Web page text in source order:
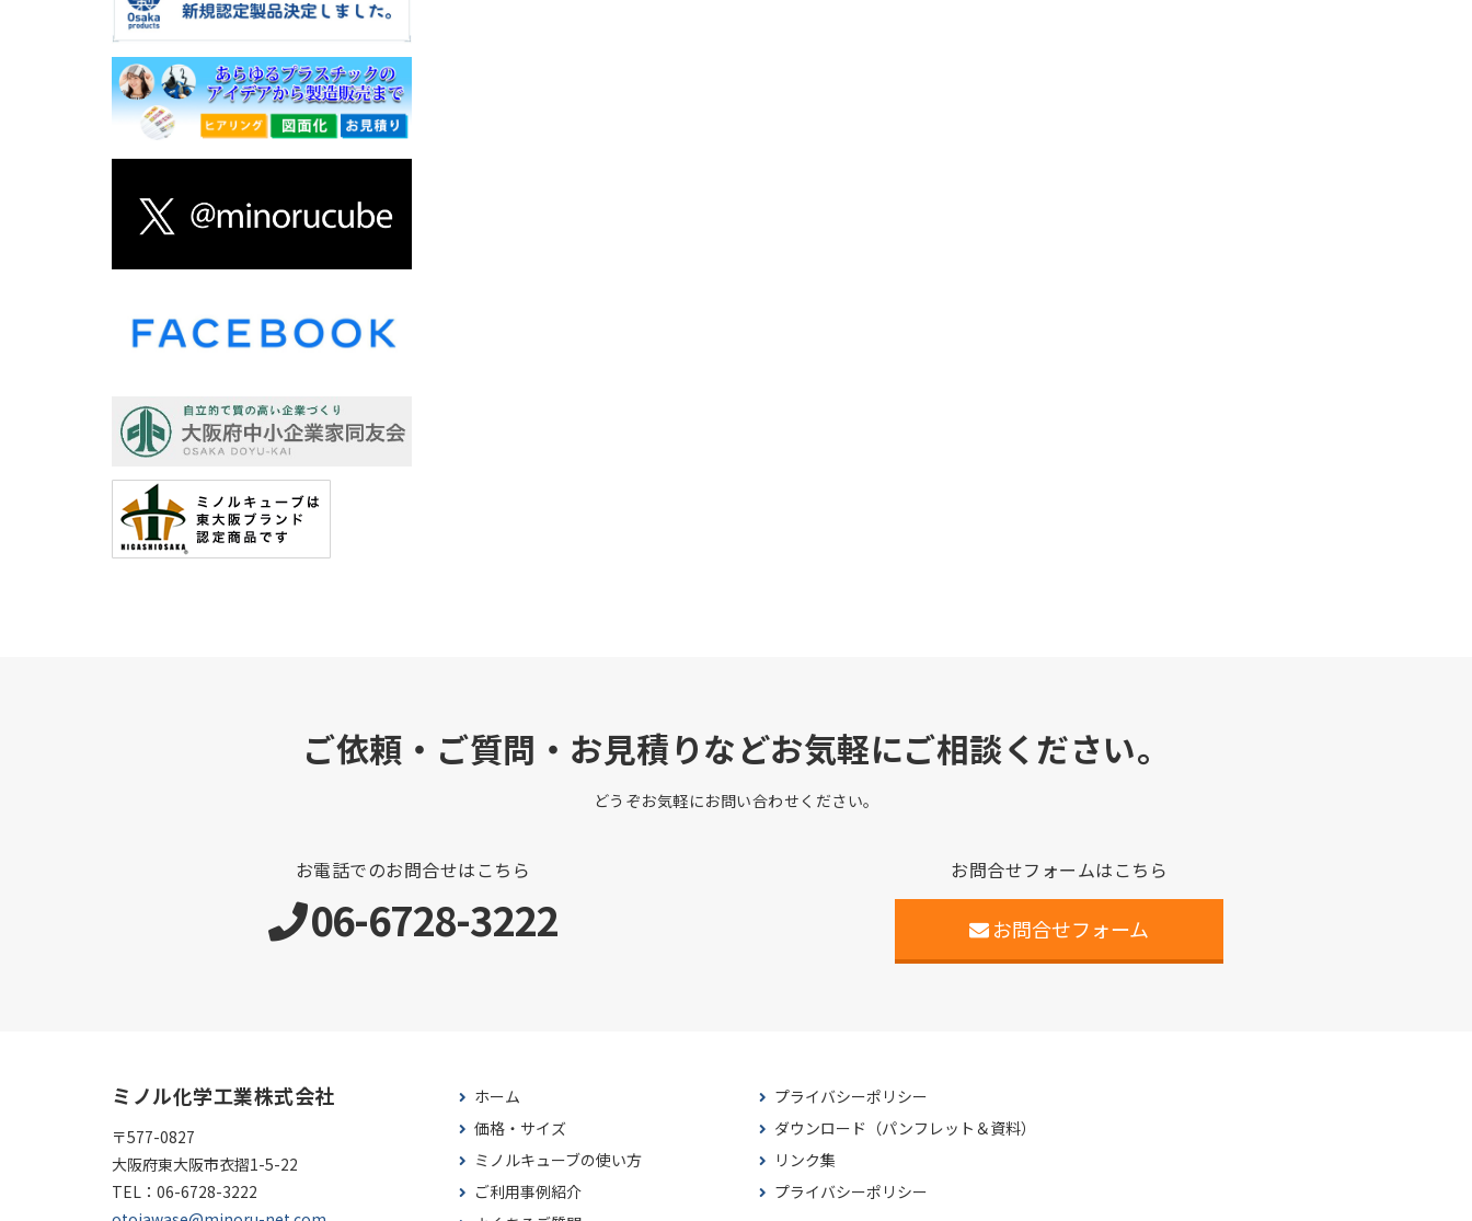
ご依頼・ご質問・お見積りなどお気軽にご相談ください。
どうぞお気軽にお問い合わせください。
お電話でのお問合せはこちら
06-6728-3222
お問合せフォームはこちら
お問合せフォーム
ミノル化学工業株式会社
〒577-0827
大阪府東大阪市衣摺1-5-22
TEL： 06-6728-3222
ホーム
価格・サイズ
ミノルキューブの使い方
ご利用事例紹介
プライバシーポリシー
ダウンロード（パンフレット＆資料）
リンク集
プライバシーポリシー